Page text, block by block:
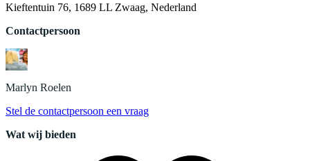
Kieftentuin 76, 1689 LL Zwaag, Nederland
Contactpersoon
Marlyn Roelen
Stel de contactpersoon een vraag
Wat wij bieden